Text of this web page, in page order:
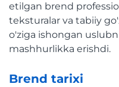
etilgan brend
teksturalar va tabiiy
o'ziga ishongan
mashhurlikka erishdi.
Brend tarixi